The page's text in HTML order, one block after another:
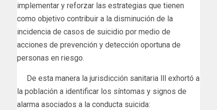
implementar y reforzar las estrategias que tienen
como objetivo contribuir a la disminución de la
incidencia de casos de suicidio por medio de
acciones de prevención y detección oportuna de
personas en riesgo.
De esta manera la jurisdicción sanitaria lll exhortó a
la población a identificar los síntomas y signos de
alarma asociados a la conducta suicida: